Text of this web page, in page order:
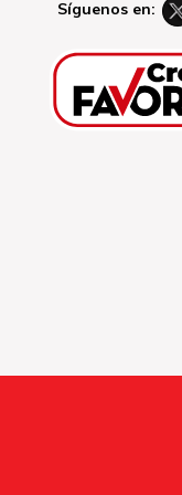
Síguenos en: